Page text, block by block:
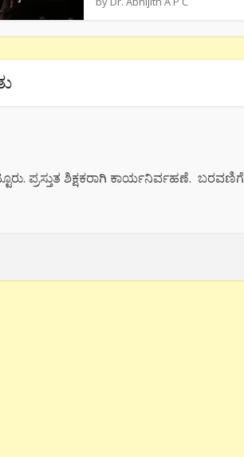
ಪ್ರಸ್ತುತ ಶಿಕ್ಷಕರಾಗಿ ಕಾರ್ಯನಿರ್ವಹಣೆ. ಬರವಣಿಗೆ